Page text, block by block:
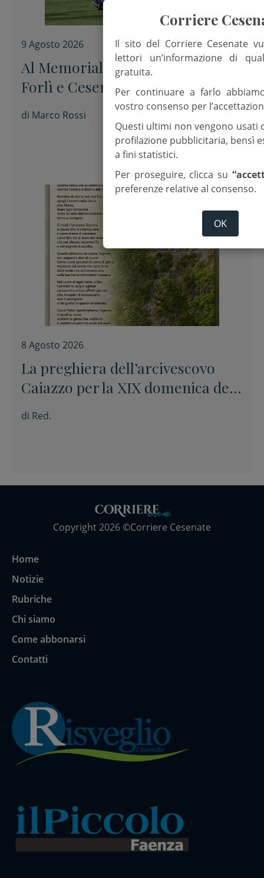
9 Agosto 2026
Al Memorial “Sirotti” 0-0 tra
Forlì e Cesena
di Marco Rossi
8 Agosto 2026
La preghiera dell’arcivescovo
Caiazzo per la XIX domenica del
Tempo ordinario
di Red.
Copyright 2026 ©Corriere Cesenate
Home
Notizie
Rubriche
Chi siamo
Come abbonarsi
Contatti
Corriere
Il sito del Corriere Cesenate
lettori un’informazione di
gratuita.
Per continuare a farlo
vostro consenso per
Questi ultimi non vengono usati
profilazione pubblicitaria, bensì
a fini statistici.
Per proseguire, clicca su
preferenze relative al consenso.
OK